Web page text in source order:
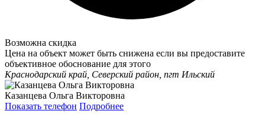
Возможна скидка
Цена на объект может быть снижена если вы предоставите
объективное обоснование для этого
Краснодарский край, Северский район, пгт Ильский
Казанцева Ольга Викторовна
Показать телефон Подробнее